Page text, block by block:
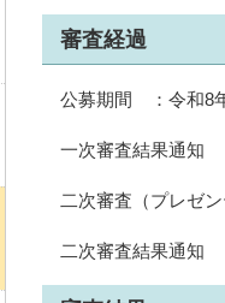
審査経過
公募期間 ：令和8
一次審査結果通知
二次審査（プレゼ
二次審査結果通知